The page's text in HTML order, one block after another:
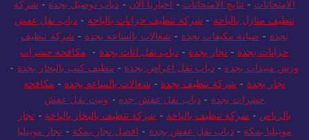
الامتحانات - نتايج الامتحانات - اخبارنا الان - دباب توصيل بجدة - شركة
تنظيف منازل بالباحة - شركة تنظيف خزانات بالباحة - دباب نقل عفش
بجدة - صيانة مكيفات بجدة - شغالات بالساعة بجدة - شركة تنظيف
خزانات بجدة - نجار بجدة - دباب نقل اثاث بجدة - مكافحة حشرات
ورش مبيدات بجدة -دباب نقل اغراض بجدة -تنظيف كنب بالبخار بجدة -
نجار بجدة - شركة تنظيف بجدة - شغالات بالساعة بجدة - مكافحة
حشرات بجدة - دباب نقل عفش جده - ونيت نقل عفش
بالرياض - شركة تنظيف بالباحة - شركة تنظيف بالبخار بالباحة - نجار
موبيليا بمكة -دباب نقل عفش بجدة - افضل نجار بمكة - نجار موبيليا